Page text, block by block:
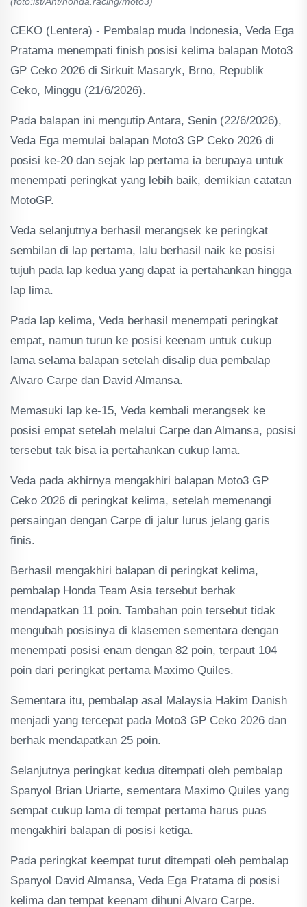
CEKO (Lentera) - Pembalap muda Indonesia, Veda Ega
Pratama menempati finish posisi kelima balapan Moto3
GP Ceko 2026 di Sirkuit Masaryk, Brno, Republik
Ceko, Minggu (21/6/2026).
Pada balapan ini mengutip Antara, Senin (22/6/2026),
Veda Ega memulai balapan Moto3 GP Ceko 2026 di
posisi ke-20 dan sejak lap pertama ia berupaya untuk
menempati peringkat yang lebih baik, demikian catatan
MotoGP.
Veda selanjutnya berhasil merangsek ke peringkat
sembilan di lap pertama, lalu berhasil naik ke posisi
tujuh pada lap kedua yang dapat ia pertahankan hingga
lap lima.
Pada lap kelima, Veda berhasil menempati peringkat
empat, namun turun ke posisi keenam untuk cukup
lama selama balapan setelah disalip dua pembalap
Alvaro Carpe dan David Almansa.
Memasuki lap ke-15, Veda kembali merangsek ke
posisi empat setelah melalui Carpe dan Almansa, posisi
tersebut tak bisa ia pertahankan cukup lama.
Veda pada akhirnya mengakhiri balapan Moto3 GP
Ceko 2026 di peringkat kelima, setelah memenangi
persaingan dengan Carpe di jalur lurus jelang garis
finis.
Berhasil mengakhiri balapan di peringkat kelima,
pembalap Honda Team Asia tersebut berhak
mendapatkan 11 poin. Tambahan poin tersebut tidak
mengubah posisinya di klasemen sementara dengan
menempati posisi enam dengan 82 poin, terpaut 104
poin dari peringkat pertama Maximo Quiles.
Sementara itu, pembalap asal Malaysia Hakim Danish
menjadi yang tercepat pada Moto3 GP Ceko 2026 dan
berhak mendapatkan 25 poin.
Selanjutnya peringkat kedua ditempati oleh pembalap
Spanyol Brian Uriarte, sementara Maximo Quiles yang
sempat cukup lama di tempat pertama harus puas
mengakhiri balapan di posisi ketiga.
Pada peringkat keempat turut ditempati oleh pembalap
Spanyol David Almansa, Veda Ega Pratama di posisi
kelima dan tempat keenam dihuni Alvaro Carpe.